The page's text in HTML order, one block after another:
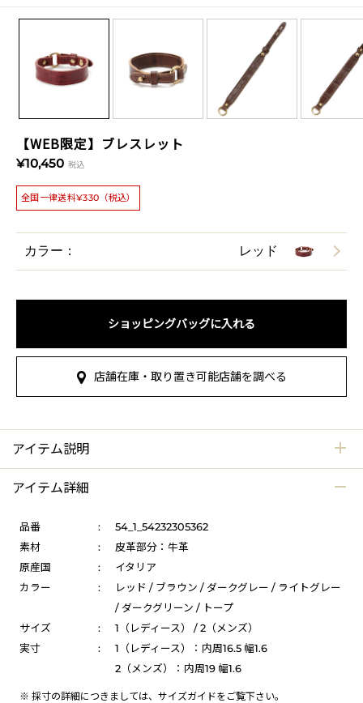
【WEB限定】ブレスレット
¥10,450 税込
全国一律送料¥330（税込）
カラー： レッド
ショッピングバッグに入れる
店舗在庫・取り置き可能店舗を調べる
アイテム説明
アイテム詳細
品番 :
54_1_54232305362
素材
:
皮革部分：牛革
原産国
:
イタリア
カラー
:
レッド / ブラウン / ダークグレー / ライトグレー
/ ダークグリーン / トープ
サイズ
:
1（レディース） / 2（メンズ）
実寸
:
1（レディース）：内周16.5 幅1.6
2（メンズ）：内周19 幅1.6
※ 採寸の詳細につきましては、 サイズガイドをご覧下さい。